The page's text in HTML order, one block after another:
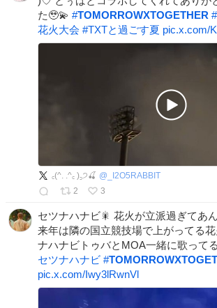
た🥹💫 #TOMORROWXTOGETHER #
花火大会 #TXTと過ごす夏 pic.x.com/
꜀(^. .^꜀ )꜆੭🍒 @ _I2O5RABBIT
2
3
セツナハナビ🎇 花火が立派過ぎてあ
来年は隣の国立競技場で上がってる
ナハナビトゥバとMOA一緒に歌って
セツナハナビ #
pic.x.com/Iwy3lRwnVl